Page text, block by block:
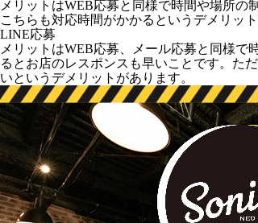
メリットはWEB応募と同様で時間や場所の
こちらも対応時間がかかるというデメリット
LINE応募
メリットはWEB応募、メール応募と同様
るとお店のレスポンスも早いことです。た
いというデメリットがあります。